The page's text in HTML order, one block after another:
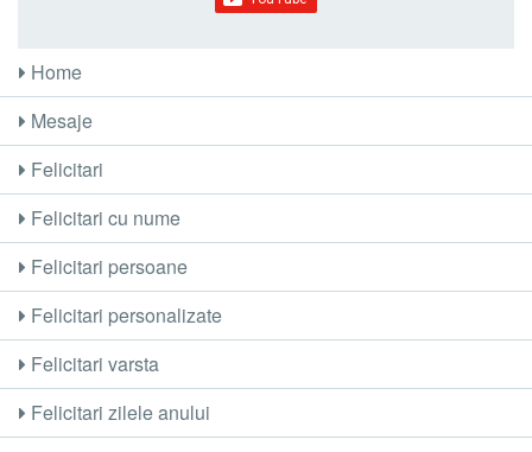
Home
Mesaje
Felicitari
Felicitari cu nume
Felicitari persoane
Felicitari personalizate
Felicitari varsta
Felicitari zilele anului